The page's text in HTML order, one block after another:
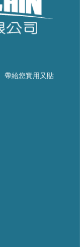
帶給您實用又貼